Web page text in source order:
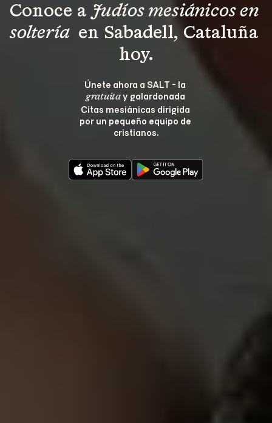
Conoce a Judíos mesiánicos en
soltería en Sabadell, Cataluña
hoy.
Únete ahora a SALT - la
gratuita y galardonada
Citas mesiánicas dirigida
por un pequeño equipo de
cristianos.